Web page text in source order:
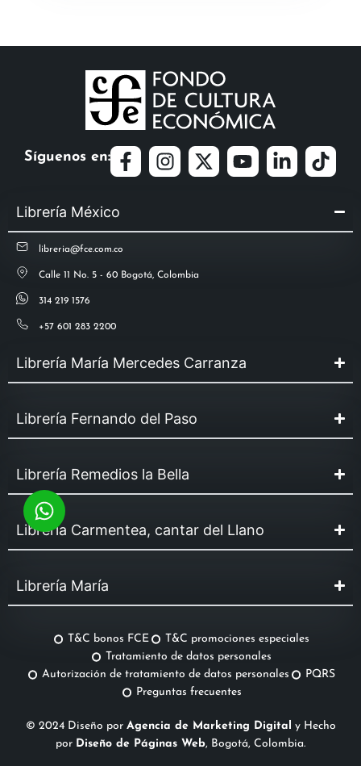
Síguenos en:
Librería México
libreria@fce.com.co
Calle 11 No. 5 - 60 Bogotá, Colombia
314 219 1576
+57 601 283 2200
Librería María Mercedes Carranza
Librería Fernando del Paso
Librería Remedios la Bella
Librería Carmentea, cantar del Llano
Librería María
T&C bonos FCE
T&C promociones especiales
Tratamiento de datos personales
Autorización de tratamiento de datos personales
PQRS
Preguntas frecuentes
© 2024 Diseño por Agencia de Marketing Digital y Hecho
por Diseño de Páginas Web, Bogotá, Colombia.